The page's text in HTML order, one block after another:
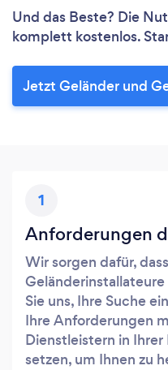
Und das Beste? Die
komplett kostenlos.
Jetzt Geländer und
1
Anforderungen
Wir sorgen dafür,
Sie uns, Ihre Suche
Ihre Anforderungen
Dienstleistern in
setzen, um Ihnen zu